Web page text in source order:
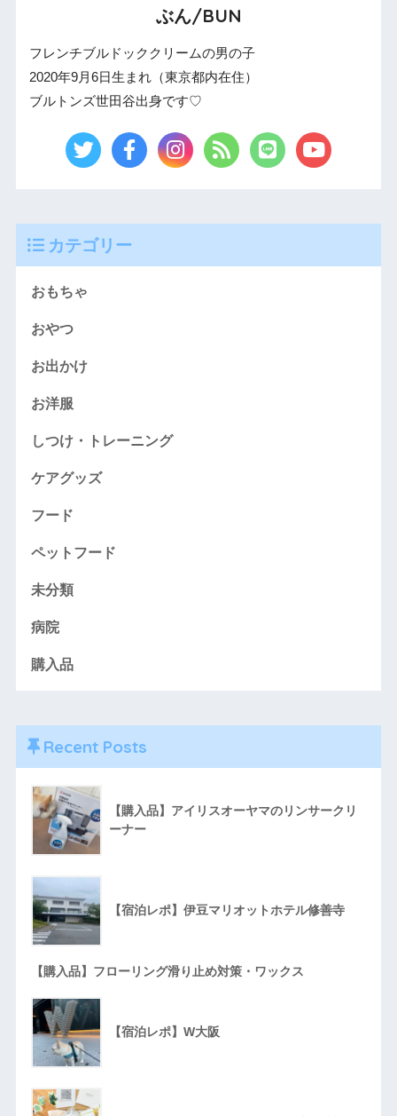
ぶん/BUN
フレンチブルドッククリームの男の子
2020年9月6日生まれ（東京都内在住）
ブルトンズ世田谷出身です♡
カテゴリー
おもちゃ
おやつ
お出かけ
お洋服
しつけ・トレーニング
ケアグッズ
フード
ペットフード
未分類
病院
購入品
Recent Posts
【購入品】アイリスオーヤマのリンサークリ
ーナー
【宿泊レポ】伊豆マリオットホテル修善寺
【購入品】フローリング滑り止め対策・ワックス
【宿泊レポ】W大阪